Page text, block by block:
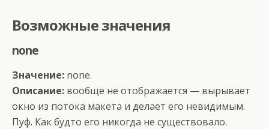
Возможные значения
none
Значение: none.
Описание: вообще не отображается — вырывает
окно из потока макета и делает его невидимым.
Пуф. Как будто его никогда не существовало.